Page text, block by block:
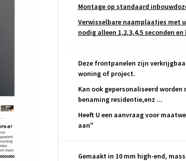
Montage op standaard
Verwisselbare naamplaatjes met
nodig alleen 1,2,3,4,5 seconden en
Deze frontpanelen zijn
woning of project.
Kan ook gepersonaliseerd
benaming residentie,enz ...
Heeft U een aanvraag voor
aan"
Gemaakt in 10 mm high-end,